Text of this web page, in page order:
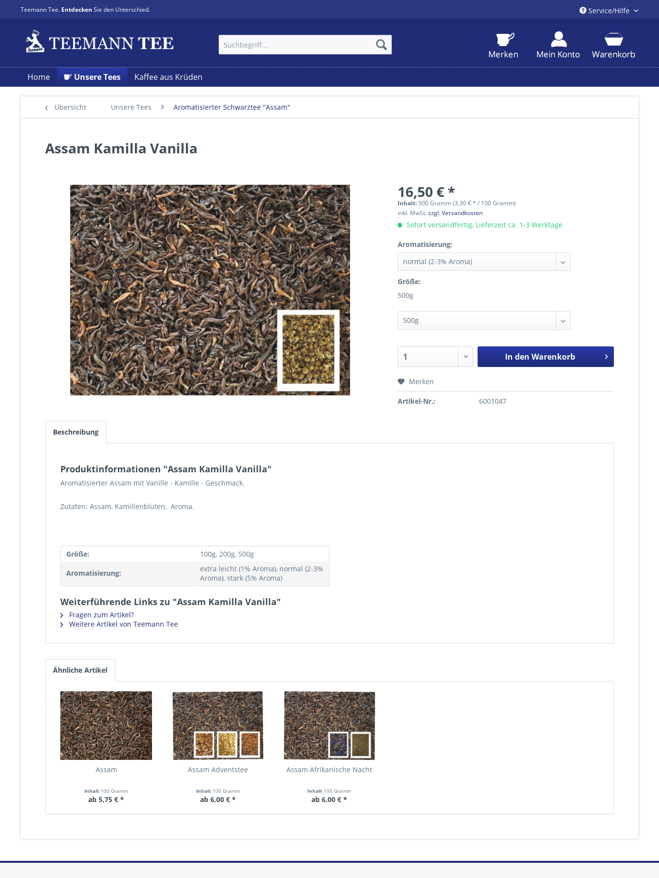
Teemann Tee. Entdecken Sie den Unterschied. Service/Hilfe
Home Unsere Tees Kaffee aus Krüden
Übersicht Unsere Tees Aromatisierter Schwarztee "Assam"
Assam Kamilla Vanilla
16,50 € *
Inhalt: 500 Gramm (3,30 € * / 100 Gramm)
inkl. MwSt.zzgl. Versandkosten
Sofort versandfertig, Lieferzeit ca. 1-3 Werktage
Aromatisierung:
Größe:
500g
In den Warenkorb
Merken
Artikel-Nr.: 6001047
Beschreibung
Produktinformationen "Assam Kamilla Vanilla"
Aromatisierter Assam mit Vanille - Kamille - Geschmack.
Zutaten: Assam, Kamillenblüten, Aroma.
Größe: 100g, 200g, 500g
Aromatisierung:
extra leicht (1% Aroma), normal (2-3%
Aroma), stark (5% Aroma)
Weiterführende Links zu "Assam Kamilla Vanilla"
Fragen zum Artikel?
Weitere Artikel von Teemann Tee
Ähnliche Artikel
Assam
Inhalt 100 Gramm
ab 5,75 € *
Assam Adventstee
Inhalt 100 Gramm
ab 6,00 € *
Assam Afrikanische Nacht
Inhalt 100 Gramm
ab 6,00 € *